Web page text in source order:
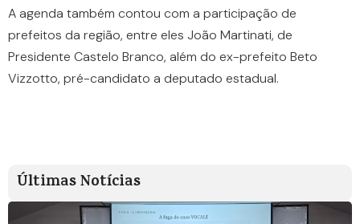
A agenda também contou com a participação de
prefeitos da região, entre eles João Martinati, de
Presidente Castelo Branco, além do ex-prefeito Beto
Vizzotto, pré-candidato a deputado estadual.
Últimas Notícias